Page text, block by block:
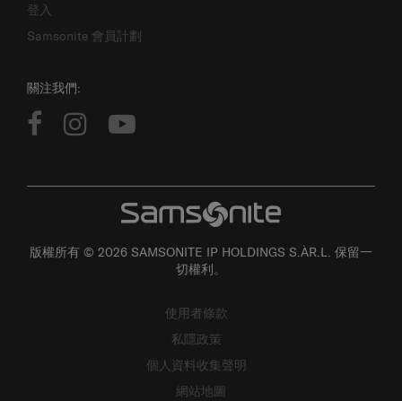
登入
Samsonite 會員計劃
關注我們:
版權所有 © 2026 SAMSONITE IP HOLDINGS S.ÀR.L. 保留一
切權利。
使用者條款
私隱政策
個人資料收集聲明
網站地圖